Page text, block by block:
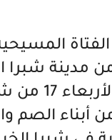
مدينة شبرا
أبناء الصم